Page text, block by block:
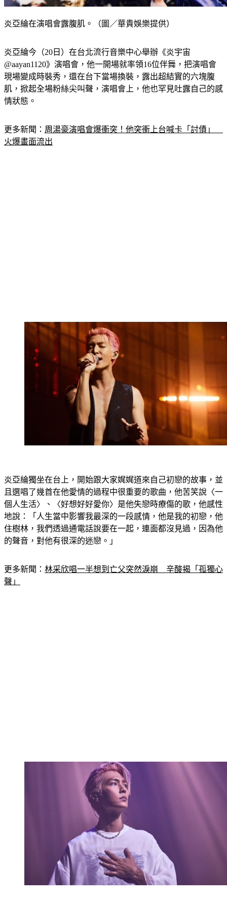
@aayan1120》演唱會，他一開場就率領16位伴舞，把演唱會
現場變成時裝秀，還在台下當場換裝，露出超結實的六塊腹
肌，掀起全場粉絲尖叫聲，演唱會上，他也罕見吐露自己的感
情狀態。
火爆畫面流出
且選唱了幾首在他愛情的過程中很重要的歌曲，他苦笑說〈一
個人生活〉、〈好想好好愛你〉是他失戀時療傷的歌，他感性
地說：「人生當中影響我最深的一段感情，他是我的初戀，他
住樹林，我們透過通電話說要在一起，連面都沒見過，因為他
的聲音，對他有很深的迷戀。」
聲」